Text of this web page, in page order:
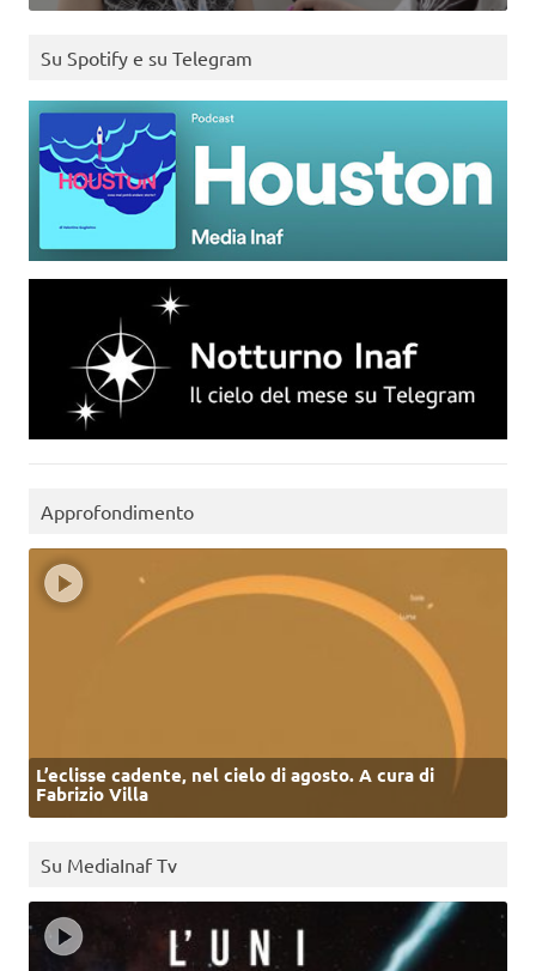
Su Spotify e su Telegram
Approfondimento
L’eclisse cadente, nel cielo di agosto. A cura di
Fabrizio Villa
Su MediaInaf Tv